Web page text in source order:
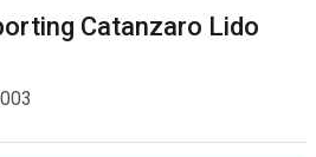
Catanzaro Lido